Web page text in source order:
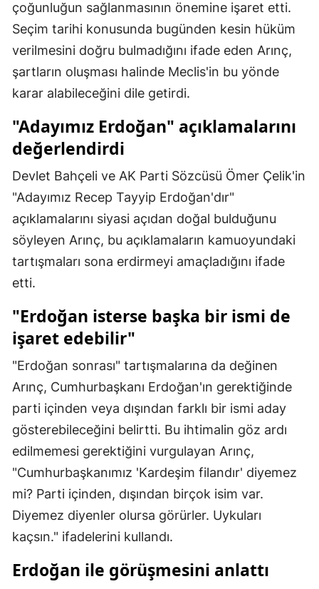
Malatya
Manisa
Kahramanmaraş
Muş
Nevşehir
Niğde
Ordu
Sakarya
Siirt
Sinop
Sivas
Tekirdağ
Tokat
Trabzon
Şanlıurfa
çoğunluğun sağlanmasının önemine işaret etti.
Seçim tarihi konusunda bugünden kesin hüküm
verilmesini doğru bulmadığını ifade eden Arınç,
şartların oluşması halinde Meclis'in bu yönde
karar alabileceğini dile getirdi.
"Adayımız Erdoğan" açıklamalarını
değerlendirdi
Devlet Bahçeli ve AK Parti Sözcüsü Ömer Çelik'in
"Adayımız Recep Tayyip Erdoğan'dır"
açıklamalarını siyasi açıdan doğal bulduğunu
söyleyen Arınç, bu açıklamaların kamuoyundaki
tartışmaları sona erdirmeyi amaçladığını ifade
etti.
"Erdoğan isterse başka bir ismi de
işaret edebilir"
"Erdoğan sonrası" tartışmalarına da değinen
Arınç, Cumhurbaşkanı Erdoğan'ın gerektiğinde
parti içinden veya dışından farklı bir ismi aday
gösterebileceğini belirtti. Bu ihtimalin göz ardı
edilmemesi gerektiğini vurgulayan Arınç,
"Cumhurbaşkanımız 'Kardeşim filandır' diyemez
mi? Parti içinden, dışından birçok isim var.
Diyemez diyenler olursa görürler. Uykuları
kaçsın." ifadelerini kullandı.
Erdoğan ile görüşmesini anlattı